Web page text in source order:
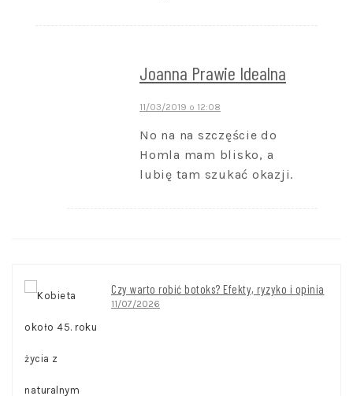
Joanna Prawie Idealna
11/03/2019 o 12:08
No na na szczęście do
Homla mam blisko, a
lubię tam szukać okazji.
Czy warto robić botoks? Efekty, ryzyko i opinia
11/07/2026